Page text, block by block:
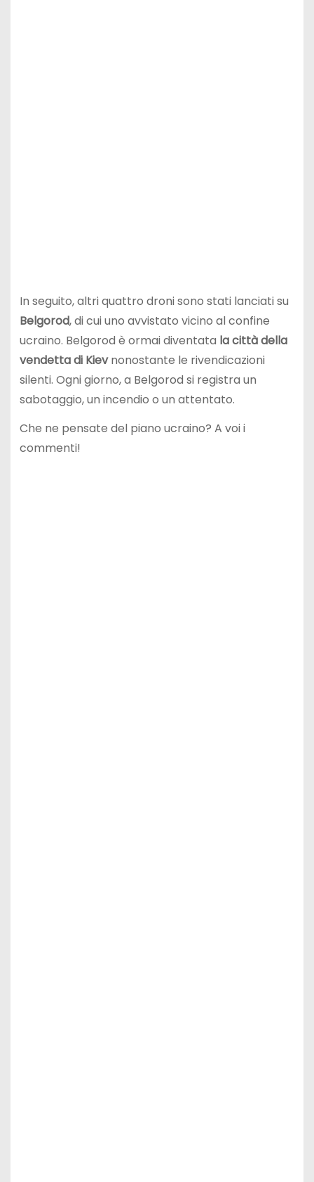
In seguito, altri quattro droni sono stati lanciati su
Belgorod, di cui uno avvistato vicino al confine
ucraino. Belgorod è ormai diventata la città della
vendetta di Kievnonostante le rivendicazioni
silenti. Ogni giorno, a Belgorod si registra un
sabotaggio, un incendio o un attentato.
Che ne pensate del piano ucraino? A voi i
commenti!